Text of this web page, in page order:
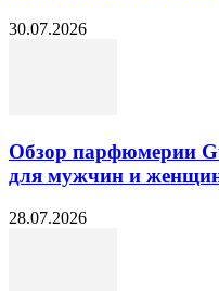
30.07.2026
Обзор парфюмерии
для мужчин и
28.07.2026